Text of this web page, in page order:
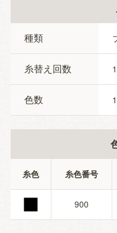
種類
糸替え回数 1
色数 1
糸色 糸色番号
■ 900